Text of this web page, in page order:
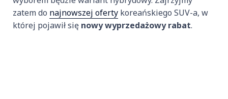
zatem do najnowszej oferty koreańskiego SUV-a, w
której pojawił się nowy wyprzedażowy rabat.